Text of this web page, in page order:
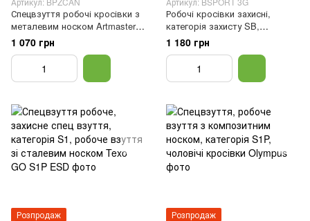
Спецвзуття робочі кросівки з
металевим носком Artmaster,
категорія захисту S1, 39
1 070 грн
Робочі кросівки захисні,
категорія захисту SB,
металевий носок, спецвзуття
чоловіче, 40
1 180 грн
Розпродаж
Розпродаж